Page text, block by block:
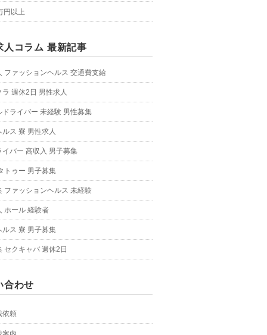
円以上
人コラム 最新記事
ファッションヘルス 交通費支給
ラ 週休2日 男性求人
ドライバー 未経験 男性募集
ルス 寮 男性求人
イバー 高収入 男子募集
トゥー 男子募集
ファッションヘルス 未経験
ホール 経験者
ルス 寮 男子募集
セクキャバ 週休2日
合わせ
依頼